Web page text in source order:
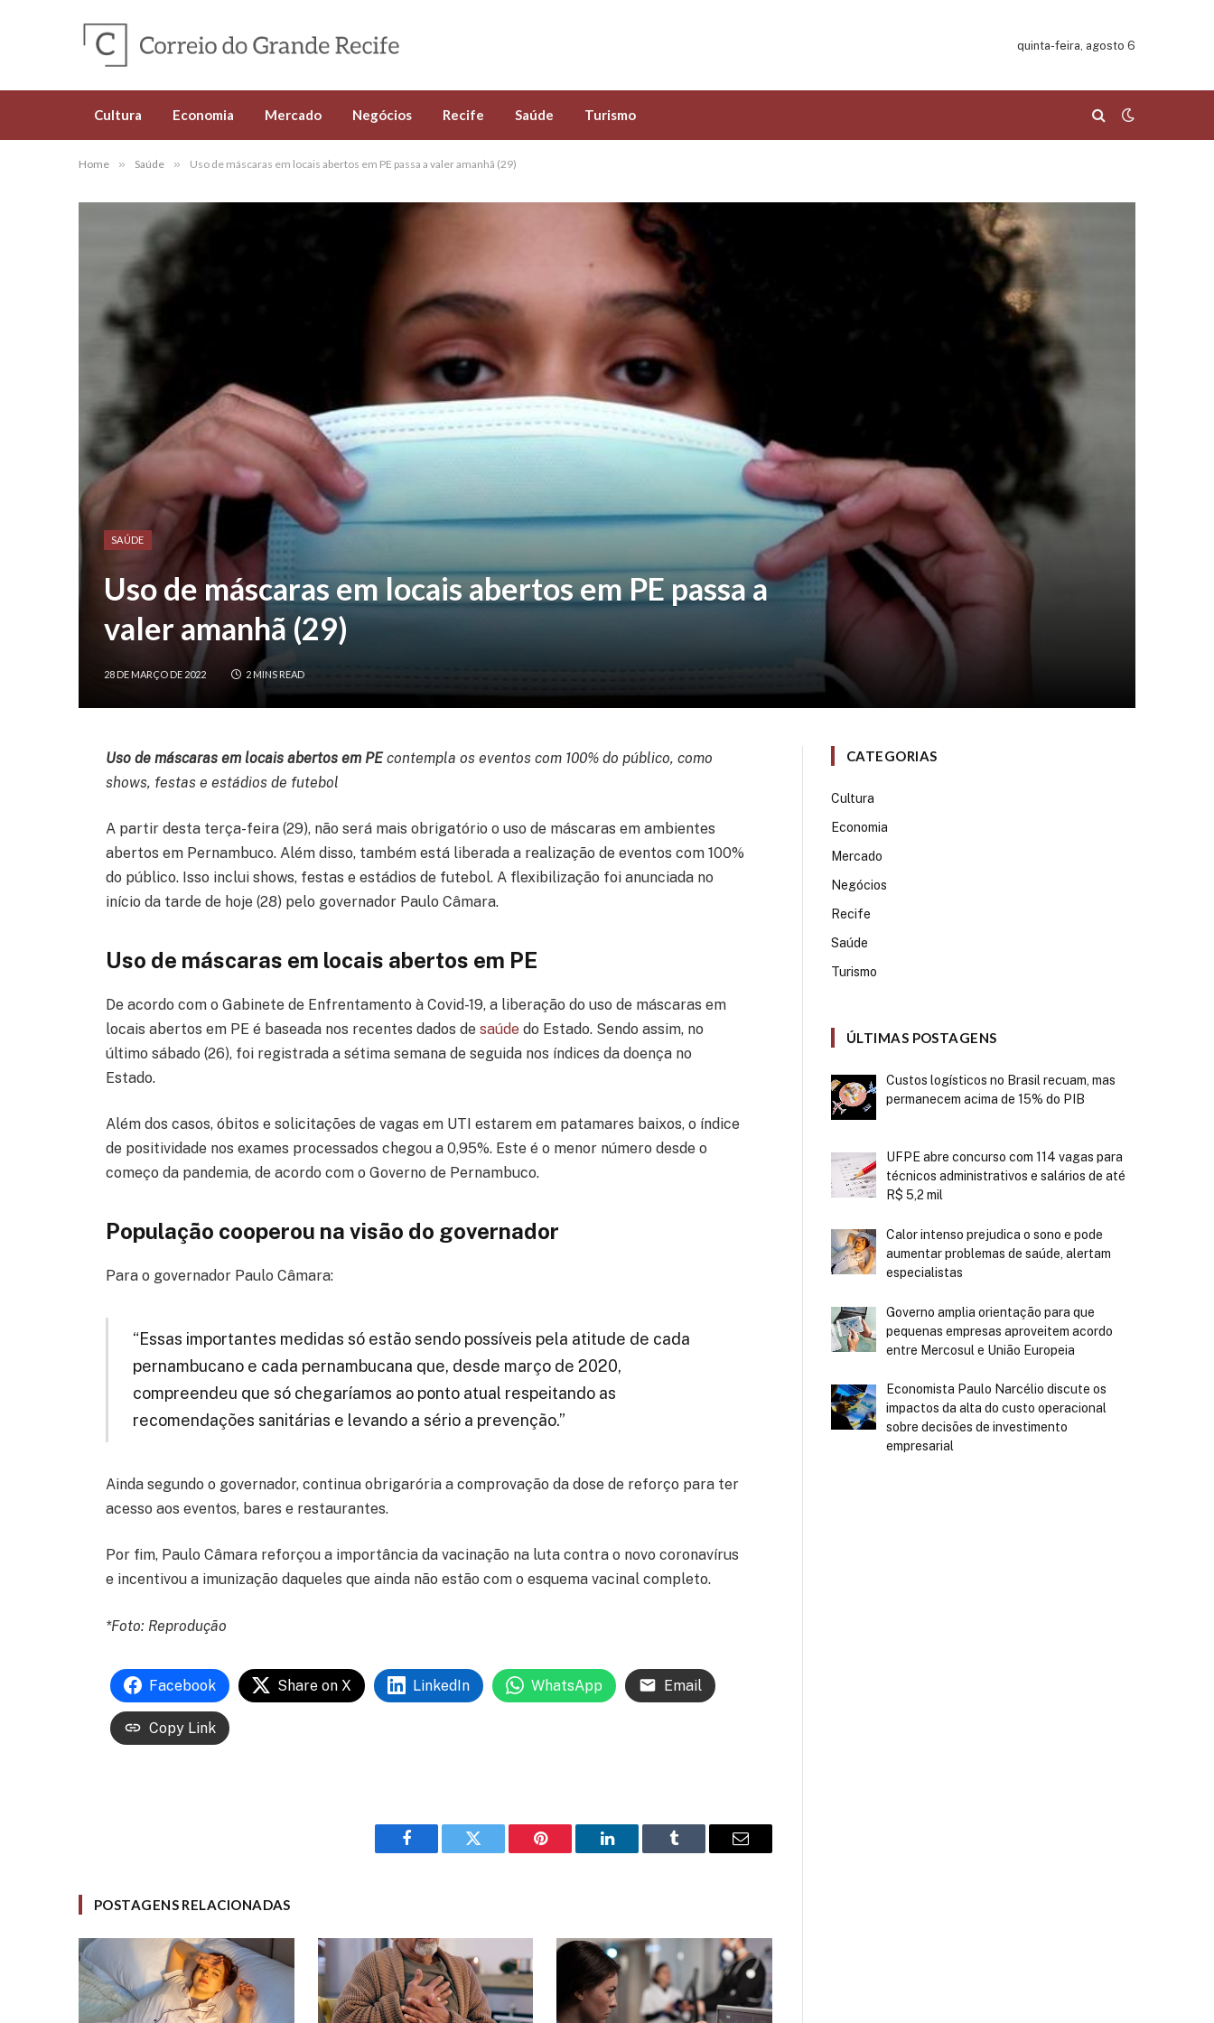
quinta-feira, agosto 6
Cultura Economia Mercado Negócios Recife Saúde Turismo
Home » Saúde » Uso de máscaras em locais abertos em PE passa a valer amanhã (29)
SAÚDE
Uso de máscaras em locais abertos em PE passa a
valer amanhã (29)
28 DE MARÇO DE 2022 2 MINS READ
Uso de máscaras em locais abertos em PEcontempla os eventos com 100% do público, como
shows, festas e estádios de futebol
A partir desta terça-feira (29), não será mais obrigatório o uso de máscaras em ambientes
abertos em Pernambuco. Além disso, também está liberada a realização de eventos com 100%
do público. Isso inclui shows, festas e estádios de futebol. A flexibilização foi anunciada no
início da tarde de hoje (28) pelo governador Paulo Câmara.
Uso de máscaras em locais abertos em PE
De acordo com o Gabinete de Enfrentamento à Covid-19, a liberação do uso de máscaras em
locais abertos em PE é baseada nos recentes dados desaúdedo Estado. Sendo assim, no
último sábado (26), foi registrada a sétima semana de seguida nos índices da doença no
Estado.
Além dos casos, óbitos e solicitações de vagas em UTI estarem em patamares baixos, o índice
de positividade nos exames processados chegou a 0,95%. Este é o menor número desde o
começo da pandemia, de acordo com o Governo de Pernambuco.
População cooperou na visão do governador
Para o governador Paulo Câmara:
“Essas importantes medidas só estão sendo possíveis pela atitude de cada
pernambucano e cada pernambucana que, desde março de 2020,
compreendeu que só chegaríamos ao ponto atual respeitando as
recomendações sanitárias e levando a sério a prevenção.”
Ainda segundo o governador, continua obrigarória a comprovação da dose de reforço para ter
acesso aos eventos, bares e restaurantes.
Por fim, Paulo Câmara reforçou a importância da vacinação na luta contra o novo coronavírus
e incentivou a imunização daqueles que ainda não estão com o esquema vacinal completo.
*Foto: Reprodução
Facebook Share on X LinkedIn WhatsApp Email
Copy Link
Facebook Twitter Pinterest LinkedIn Tumblr Email
POSTAGENS RELACIONADAS
CATEGORIAS
Cultura
Economia
Mercado
Negócios
Recife
Saúde
Turismo
ÚLTIMAS POSTAGENS
Custos logísticos no Brasil recuam, mas
permanecem acima de 15% do PIB
UFPE abre concurso com 114 vagas para
técnicos administrativos e salários de até
R$ 5,2 mil
Calor intenso prejudica o sono e pode
aumentar problemas de saúde, alertam
especialistas
Governo amplia orientação para que
pequenas empresas aproveitem acordo
entre Mercosul e União Europeia
Economista Paulo Narcélio discute os
impactos da alta do custo operacional
sobre decisões de investimento
empresarial